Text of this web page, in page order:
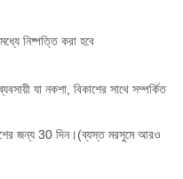
নিষ্পত্তি করা হবে
যা নকশা, বিকাশের সাথে সম্পর্কিত
জন্য 30 দিন।(ব্যস্ত মরসুমে আরও